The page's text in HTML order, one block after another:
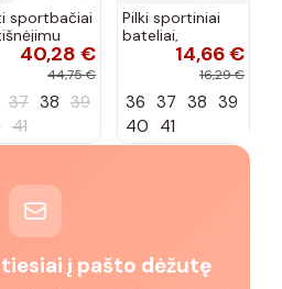
sportbačiai
40,28 €
44,75 €
37 38 39
41
Pilki sportiniai
bateliai,
„Justice"14,66 €
16,29 €
36 37 38 39
40 41
į pašto dėžutę